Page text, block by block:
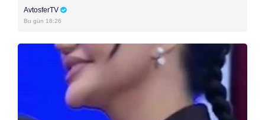
AvtosferTV
Bu gün 18:26